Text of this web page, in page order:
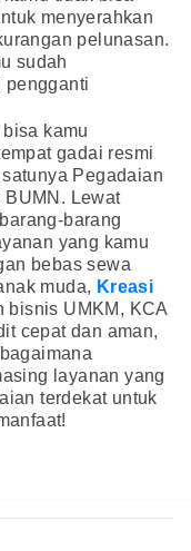
menyerahkan
pelunasan.
sudah
pengganti
kamu
gadai resmi
Pegadaian
BUMN. Lewat
barang
yang kamu
bebas sewa
muda, Kreasi
bisnis UMKM, KCA
cepat dan aman,
layanan yang
terdekat untuk